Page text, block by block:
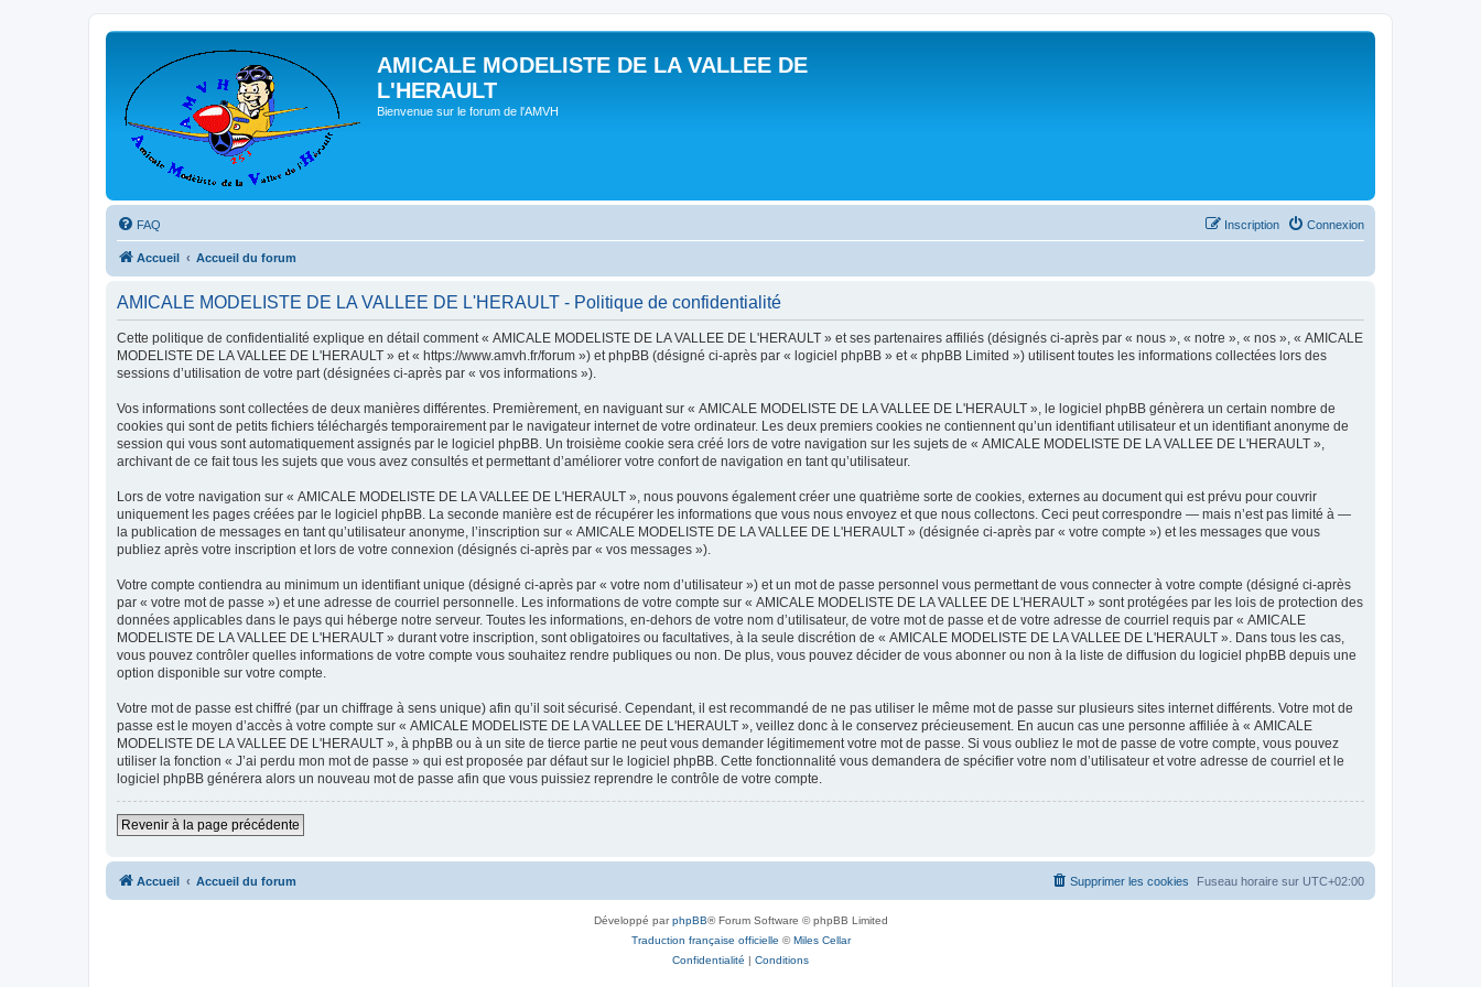
AMICALE MODELISTE DE LA VALLEE DE
L'HERAULT
Bienvenue sur le forum de l'AMVH
FAQ Connexion
Inscription
Accueil Accueil du forum
AMICALE MODELISTE DE LA VALLEE DE L'HERAULT - Politique de confidentialité
Cette politique de confidentialité explique en détail comment « AMICALE MODELISTE DE LA VALLEE DE L'HERAULT » et ses partenaires affiliés (désignés ci-après par « nous », « notre », « nos », « AMICALE
MODELISTE DE LA VALLEE DE L'HERAULT » et « https://www.amvh.fr/forum ») et phpBB (désigné ci-après par « logiciel phpBB » et « phpBB Limited ») utilisent toutes les informations collectées lors des
sessions d’utilisation de votre part (désignées ci-après par « vos informations »).
Vos informations sont collectées de deux manières différentes. Premièrement, en naviguant sur « AMICALE MODELISTE DE LA VALLEE DE L'HERAULT », le logiciel phpBB génèrera un certain nombre de
cookies qui sont de petits fichiers téléchargés temporairement par le navigateur internet de votre ordinateur. Les deux premiers cookies ne contiennent qu’un identifiant utilisateur et un identifiant anonyme de
session qui vous sont automatiquement assignés par le logiciel phpBB. Un troisième cookie sera créé lors de votre navigation sur les sujets de « AMICALE MODELISTE DE LA VALLEE DE L'HERAULT »,
archivant de ce fait tous les sujets que vous avez consultés et permettant d’améliorer votre confort de navigation en tant qu’utilisateur.
Lors de votre navigation sur « AMICALE MODELISTE DE LA VALLEE DE L'HERAULT », nous pouvons également créer une quatrième sorte de cookies, externes au document qui est prévu pour couvrir
uniquement les pages créées par le logiciel phpBB. La seconde manière est de récupérer les informations que vous nous envoyez et que nous collectons. Ceci peut correspondre — mais n’est pas limité à —
la publication de messages en tant qu’utilisateur anonyme, l’inscription sur « AMICALE MODELISTE DE LA VALLEE DE L'HERAULT » (désignée ci-après par « votre compte ») et les messages que vous
publiez après votre inscription et lors de votre connexion (désignés ci-après par « vos messages »).
Votre compte contiendra au minimum un identifiant unique (désigné ci-après par « votre nom d’utilisateur ») et un mot de passe personnel vous permettant de vous connecter à votre compte (désigné ci-après
par « votre mot de passe ») et une adresse de courriel personnelle. Les informations de votre compte sur « AMICALE MODELISTE DE LA VALLEE DE L'HERAULT » sont protégées par les lois de protection des
données applicables dans le pays qui héberge notre serveur. Toutes les informations, en-dehors de votre nom d’utilisateur, de votre mot de passe et de votre adresse de courriel requis par « AMICALE
MODELISTE DE LA VALLEE DE L'HERAULT » durant votre inscription, sont obligatoires ou facultatives, à la seule discrétion de « AMICALE MODELISTE DE LA VALLEE DE L'HERAULT ». Dans tous les cas,
vous pouvez contrôler quelles informations de votre compte vous souhaitez rendre publiques ou non. De plus, vous pouvez décider de vous abonner ou non à la liste de diffusion du logiciel phpBB depuis une
option disponible sur votre compte.
Votre mot de passe est chiffré (par un chiffrage à sens unique) afin qu’il soit sécurisé. Cependant, il est recommandé de ne pas utiliser le même mot de passe sur plusieurs sites internet différents. Votre mot de
passe est le moyen d’accès à votre compte sur « AMICALE MODELISTE DE LA VALLEE DE L'HERAULT », veillez donc à le conservez précieusement. En aucun cas une personne affiliée à « AMICALE
MODELISTE DE LA VALLEE DE L'HERAULT », à phpBB ou à un site de tierce partie ne peut vous demander légitimement votre mot de passe. Si vous oubliez le mot de passe de votre compte, vous pouvez
utiliser la fonction « J’ai perdu mon mot de passe » qui est proposée par défaut sur le logiciel phpBB. Cette fonctionnalité vous demandera de spécifier votre nom d’utilisateur et votre adresse de courriel et le
logiciel phpBB générera alors un nouveau mot de passe afin que vous puissiez reprendre le contrôle de votre compte.
Revenir à la page précédente
Accueil Accueil du forum Fuseau horaire sur UTC+02:00
Supprimer les cookies
Développé parphpBB® Forum Software © phpBB Limited
Traduction française officielle ©Miles Cellar
Confidentialité | Conditions